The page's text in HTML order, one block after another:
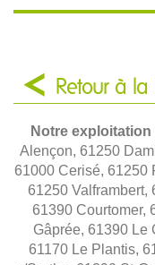
Retour à la
Notre
Alençon, 61250
61000 Cerisé, 61250
61250 Valframbert,
61390 Courtomer,
Gâprée, 61390 Le
61170 Le Plantis,